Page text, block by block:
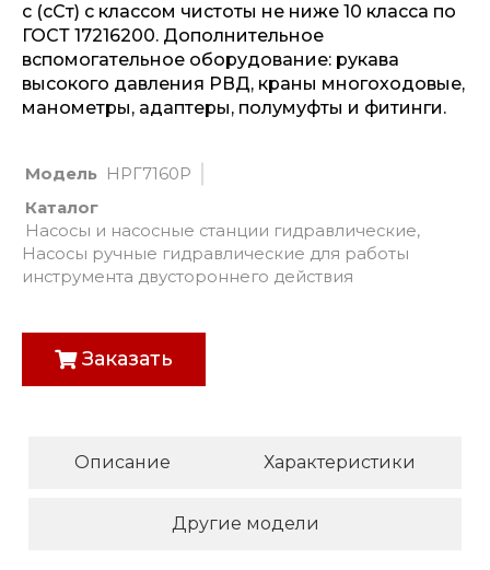
с (сСт) с классом чистоты не ниже 10 класса по
ГОСТ 17216200. Дополнительное
вспомогательное оборудование: рукава
высокого давления РВД, краны многоходовые,
манометры, адаптеры, полумуфты и фитинги.
Модель НРГ7160Р
Каталог
Насосы и насосные станции гидравлические,
Насосы ручные гидравлические для работы
инструмента двустороннего действия
Заказать
Описание Характеристики
Другие модели